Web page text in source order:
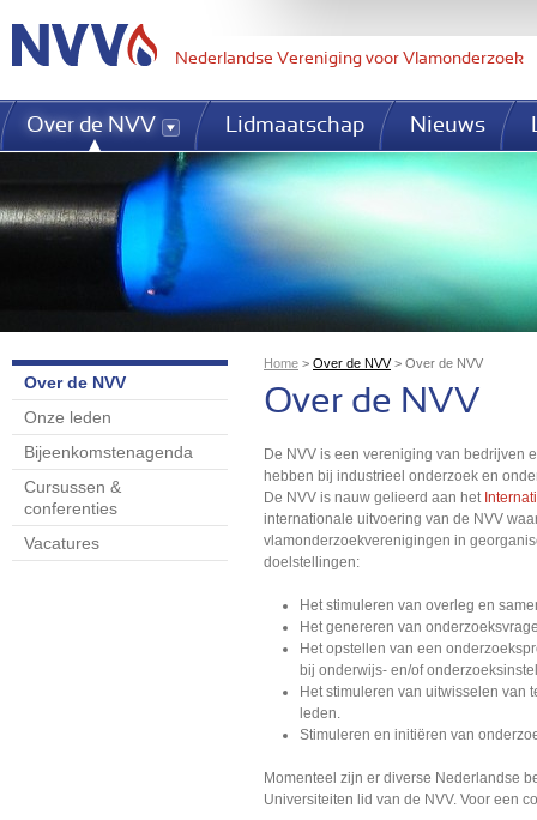
Nederlandse Vereniging voor Vlamonderzoek
U bent hier
Home > Over de NVV> Over de NVV
Over de NVV
De NVV is een vereniging van bedrijven
hebben bij industrieel onderzoek en
De NVV is nauw gelieerd aan het
internationale uitvoering van de NVV
vlamonderzoekverenigingen in
doelstellingen:
Het stimuleren van overleg en
Het genereren van
Het opstellen van een
bij onderwijs- en/of
Het stimuleren van uitwisselen van
leden.
Stimuleren en initiëren van
Momenteel zijn er diverse Nederlandse
Universiteiten lid van de NVV. Voor een
Over de NVV
Onze leden
Bijeenkomstenagenda
Cursussen &
conferenties
Vacatures
Over de NVV Lidmaatschap Nieuws